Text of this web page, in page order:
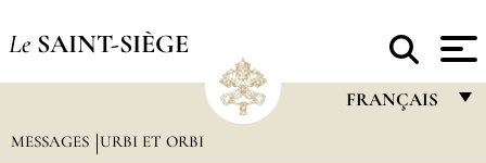
Le SAINT-SIÈGE
FRANÇAIS
MESSAGES URBI ET ORBI